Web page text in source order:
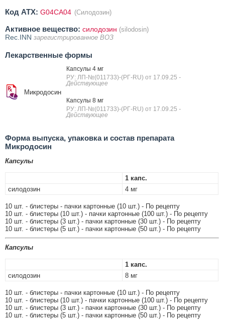
Код ATX: G04CA04 (Силодозин)
Активное вещество: силодозин (silodosin)
Rec.INN зарегистрированное ВОЗ
Лекарственные формы
Микродосин
Капсулы 4 мг
РУ: ЛП-№(011733)-(РГ-RU) от 17.09.25 -
Действующее
Капсулы 8 мг
РУ: ЛП-№(011733)-(РГ-RU) от 17.09.25 -
Действующее
Форма выпуска, упаковка и состав препарата
Микродосин
Капсулы
1 капс.
силодозин
4 мг
10 шт. - блистеры - пачки картонные (10 шт.) - По рецепту
10 шт. - блистеры (10 шт.) - пачки картонные (100 шт.) - По рецепту
10 шт. - блистеры (3 шт.) - пачки картонные (30 шт.) - По рецепту
10 шт. - блистеры (5 шт.) - пачки картонные (50 шт.) - По рецепту
Капсулы
1 капс.
силодозин
8 мг
10 шт. - блистеры - пачки картонные (10 шт.) - По рецепту
10 шт. - блистеры (10 шт.) - пачки картонные (100 шт.) - По рецепту
10 шт. - блистеры (3 шт.) - пачки картонные (30 шт.) - По рецепту
10 шт. - блистеры (5 шт.) - пачки картонные (50 шт.) - По рецепту